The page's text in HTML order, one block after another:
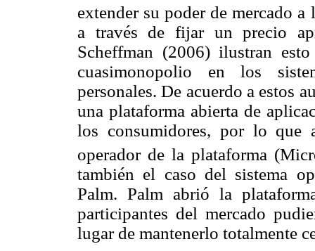
extender su poder de mercado a
a través de fijar un precio
Scheffman (2006) ilustran
cuasimonopolio en los
personales. De acuerdo a estos
una plataforma abierta de
los consumidores, por lo que
operador de la plataforma
también el caso del sistema
Palm. Palm abrió la
participantes del mercado
lugar de mantenerlo totalmente